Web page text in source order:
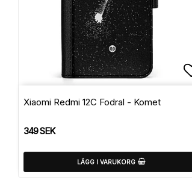
Xiaomi Redmi 12C Fodral - Komet
349 SEK
LÄGG I VARUKORG